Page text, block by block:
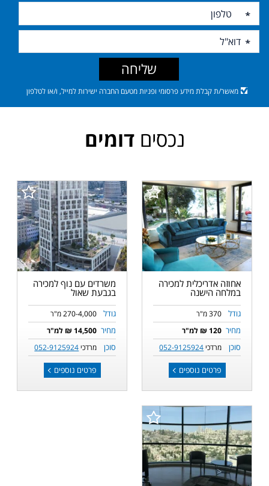
מאשר/ת קבלת מידע פרסומי ופניות מטעם החברה ישירות למייל, ו/או לטלפון
שליחה
נכסיםדומים
אחוזה אדריכלית למכירה
במלחה הישנה
גודל 370 מ"ר
מחיר 120 ₪ למ"ר
סוכן מרדכי052-9125924
פרטים נוספים
משרדים עם נוף למכירה
בגבעת שאול
גודל 270-4,000 מ"ר
מחיר 14,500 ₪ למ"ר
סוכן מרדכי052-9125924
פרטים נוספים